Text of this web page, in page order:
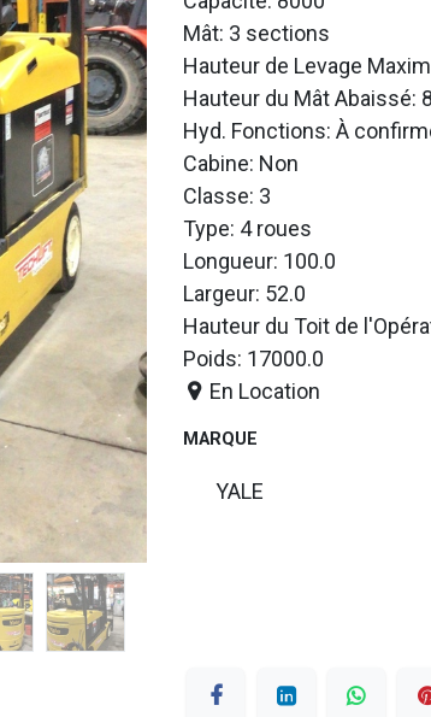
Mât: 3 sections
Hauteur de Levage
Hauteur du Mât Abaissé:
Hyd. Fonctions: À
Cabine: Non
Classe: 3
Type: 4 roues
Longueur: 100.0
Largeur: 52.0
Hauteur du Toit de
Poids: 17000.0
En Location
MARQUE
YALE